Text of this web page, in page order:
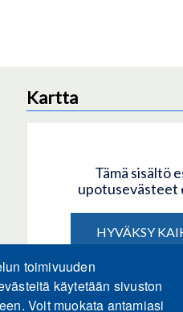
Kartta
Tämä sisältö
upotusevästeet
HYVÄKSY
toimivuuden
käytetään sivuston
Voit muokata antamiasi